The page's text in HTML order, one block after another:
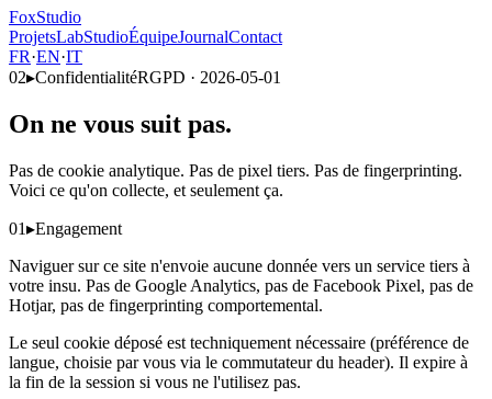
FoxStudio
ProjetsLabStudioÉquipeJournalContact
FR·EN·IT
02▸ConfidentialitéRGPD · 2026-05-01
On ne vous suit pas.
Pas de cookie analytique. Pas de pixel tiers. Pas de fingerprinting.
Voici ce qu'on collecte, et seulement ça.
01▸Engagement
Naviguer sur ce site n'envoie aucune donnée vers un service tiers à
votre insu. Pas de Google Analytics, pas de Facebook Pixel, pas de
Hotjar, pas de fingerprinting comportemental.
Le seul cookie déposé est techniquement nécessaire (préférence de
langue, choisie par vous via le commutateur du header). Il expire à
la fin de la session si vous ne l'utilisez pas.